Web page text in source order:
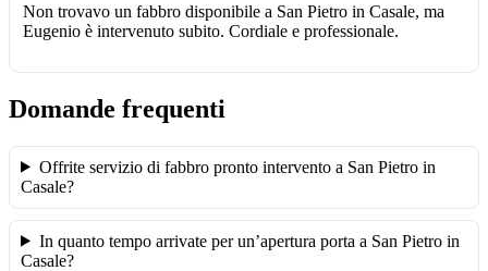
Non trovavo un fabbro disponibile a San Pietro in Casale, ma
Eugenio è intervenuto subito. Cordiale e professionale.
Domande frequenti
Offrite servizio di fabbro pronto intervento a San Pietro in
Casale?
In quanto tempo arrivate per un’apertura porta a San Pietro in
Casale?